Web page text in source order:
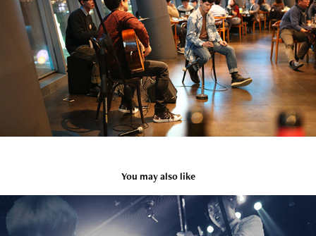
You may also like